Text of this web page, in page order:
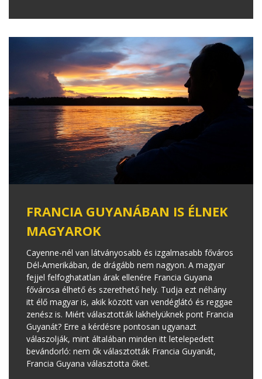
FRANCIA GUYANÁBAN IS ÉLNEK
MAGYAROK
Cayenne-nél van látványosabb és izgalmasabb főváros
Dél-Amerikában, de drágább nem nagyon. A magyar
fejjel felfoghatatlan árak ellenére Francia Guyana
fővárosa élhető és szerethető hely. Tudja ezt néhány
itt élő magyar is, akik között van vendéglátó és reggae
zenész is. Miért választották lakhelyüknek pont Francia
Guyanát? Erre a kérdésre pontosan ugyanazt
válaszolják, mint általában minden itt letelepedett
bevándorló: nem ők választották Francia Guyanát,
Francia Guyana választotta őket.